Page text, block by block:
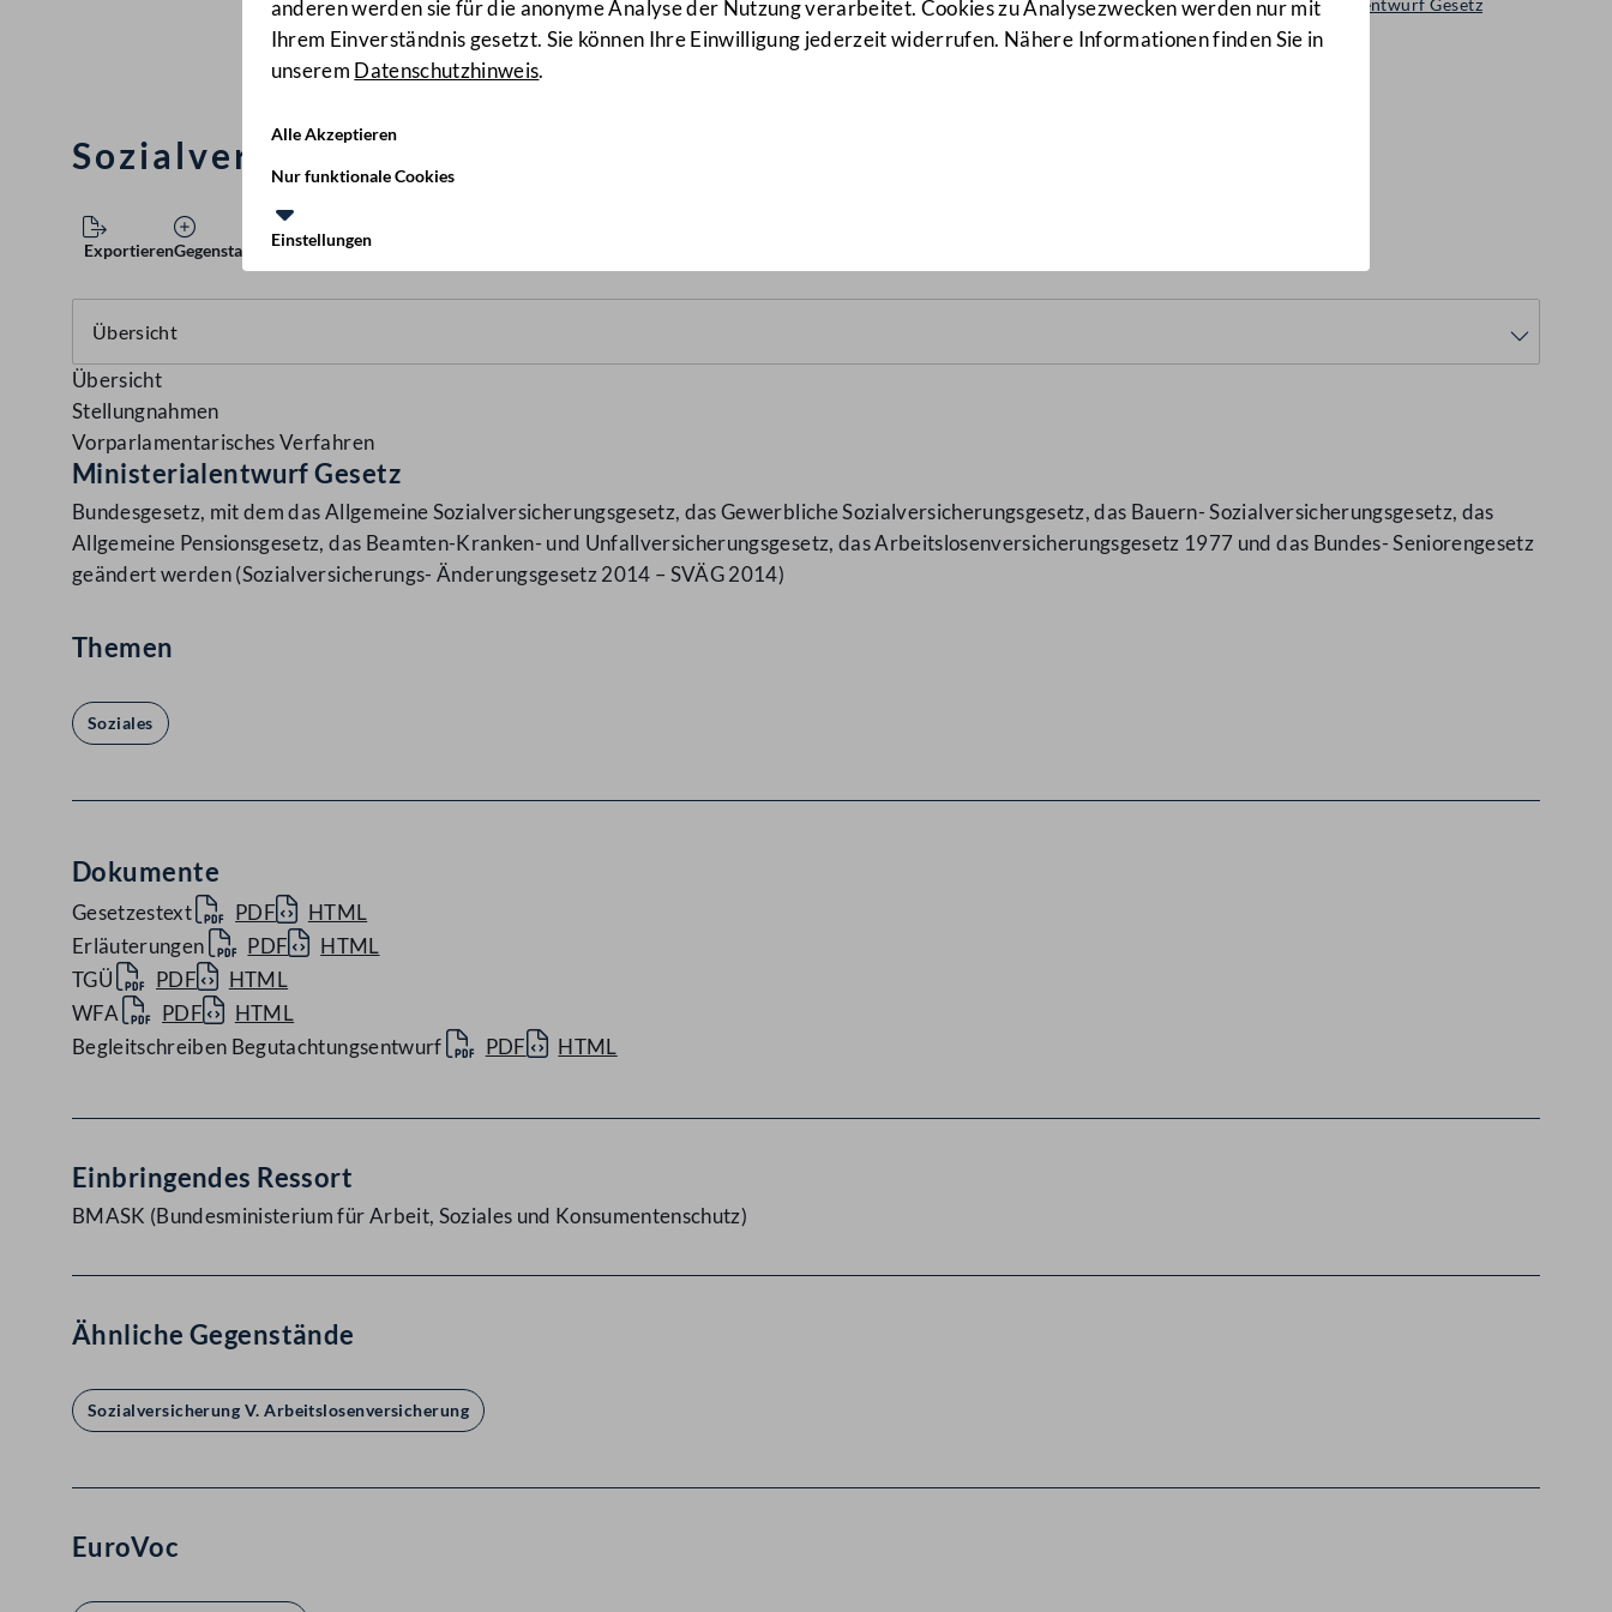
anderen werden sie für die anonyme Analyse der Nutzung verarbeitet. Cookies zu Analysezwecken werden nur mit
Ihrem Einverständnis gesetzt. Sie können Ihre Einwilligung jederzeit widerrufen. Nähere Informationen finden Sie in
unserem Datenschutzhinweis.
Alle Akzeptieren
Nur funktionale Cookies
Einstellungen
Ministerialentwurf Gesetz
26/ME
Sozialversicherungs-Änderungsgesetz 2014
ExportierenGegenstand speichern
Übersicht
Stellungnahmen
Vorparlamentarisches Verfahren
Ministerialentwurf Gesetz
Bundesgesetz, mit dem das Allgemeine Sozialversicherungsgesetz, das Gewerbliche Sozialversicherungsgesetz, das Bauern- Sozialversicherungsgesetz, das
Allgemeine Pensionsgesetz, das Beamten-Kranken- und Unfallversicherungsgesetz, das Arbeitslosenversicherungsgesetz 1977 und das Bundes- Seniorengesetz
geändert werden (Sozialversicherungs- Änderungsgesetz 2014 – SVÄG 2014)
Themen
Soziales
Dokumente
Gesetzestext PDF
HTML
Erläuterungen
PDF
HTML
TGÜ
PDF
HTML
WFA
PDF
HTML
Begleitschreiben Begutachtungsentwurf
PDF HTML
Einbringendes Ressort
BMASK (Bundesministerium für Arbeit, Soziales und Konsumentenschutz)
Ähnliche Gegenstände
Sozialversicherung V. Arbeitslosenversicherung
EuroVoc